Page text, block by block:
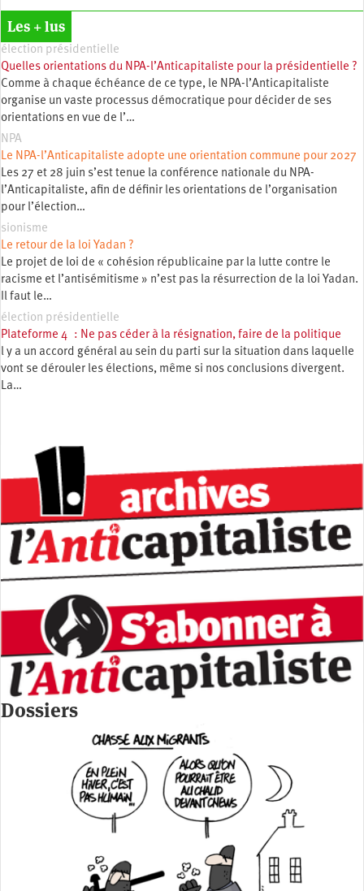
Les + lus
élection présidentielle
Quelles orientations du NPA-l’Anticapitaliste pour la présidentielle ?
Comme à chaque échéance de ce type, le NPA-l’Anticapitaliste
organise un vaste processus démocratique pour décider de ses
orientations en vue de l’…
NPA
Le NPA-l’Anticapitaliste adopte une orientation commune pour 2027
Les 27 et 28 juin s’est tenue la conférence nationale du NPA-
l’Anticapitaliste, afin de définir les orientations de l’organisation
pour l’élection…
sionisme
Le retour de la loi Yadan ?
Le projet de loi de « cohésion républicaine par la lutte contre le
racisme et l’antisémitisme » n’est pas la résurrection de la loi Yadan.
Il faut le…
élection présidentielle
Plateforme 4 : Ne pas céder à la résignation, faire de la politique
l y a un accord général au sein du parti sur la situation dans laquelle
vont se dérouler les élections, même si nos conclusions divergent.
La…
Dossiers